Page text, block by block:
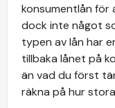
konsumentlån
dock inte något
typen av lån har
tillbaka lånet på
än vad du först
räkna på hur